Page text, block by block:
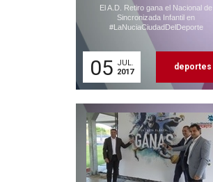
El A.D. Retiro gana el Nacional de
Sincronizada Infantil en
#LaNuciaCiudadDelDeporte
05 JUL.
2017
deportes